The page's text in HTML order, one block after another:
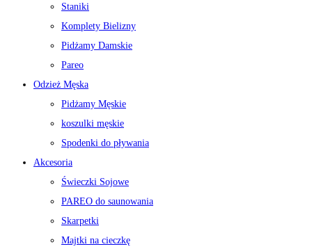
Staniki
Komplety Bielizny
Pidżamy Damskie
Pareo
Odzież Męska
Pidżamy Męskie
koszulki męskie
Spodenki do pływania
Akcesoria
Świeczki Sojowe
PAREO do saunowania
Skarpetki
Majtki na cieczkę